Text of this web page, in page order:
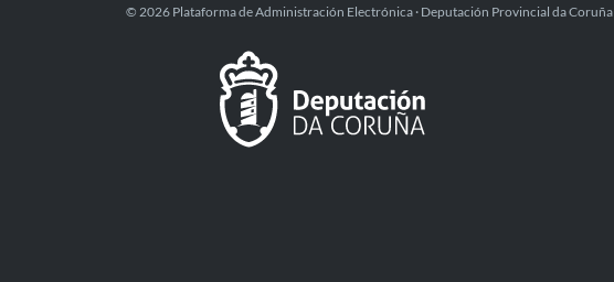
© 2026 Plataforma de Administración Electrónica · Deputación Provincial da Coruña